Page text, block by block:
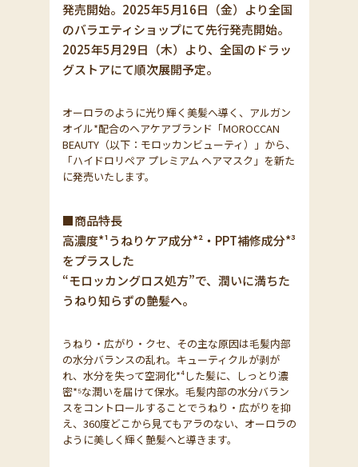
発売開始。2025年5月16日（金）より全国
のバラエティショップにて先行発売開始。
2025年5月29日（木）より、全国のドラッ
グストアにて順次展開予定。
オーロラのように光り輝く美髪へ導く、アルガン
オイル*配合のヘアケアブランド「MOROCCAN
BEAUTY（以下：モロッカンビューティ）」から、
「ハイドロリペア プレミアム ヘアマスク」を新た
に発売いたします。
■商品特長
高濃度*¹うねりケア成分*²・PPT補修成分*³
をプラスした
“モロッカングロス処方”で、潤いに満ちた
うねり知らずの艶髪へ。
うねり・広がり・クセ、その主な原因は毛髪内部
の水分バランスの乱れ。キューティクルが剥が
れ、水分を失って空洞化*⁴した髪に、しっとり濃
密*⁵な潤いを届けて保水。毛髪内部の水分バラン
スをコントロールすることでうねり・広がりを抑
え、360度どこから見てもアラのない、オーロラの
ように美しく輝く艶髪へと導きます。